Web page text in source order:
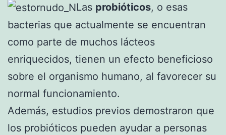
Las probióticos, o esas
bacterias que actualmente se encuentran
como parte de muchos lácteos
enriquecidos, tienen un efecto beneficioso
sobre el organismo humano, al favorecer su
normal funcionamiento.
Además, estudios previos demostraron que
los probióticos pueden ayudar a personas